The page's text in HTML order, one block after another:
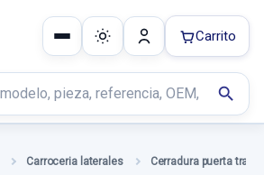
search
Carrito
Carroceria laterales